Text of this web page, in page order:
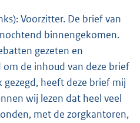
Voorzitter. De brief van
binnengekomen.
gezeten en
de inhoud van deze brief
heeft deze brief mij
wij lezen dat heel veel
met de zorgkantoren,